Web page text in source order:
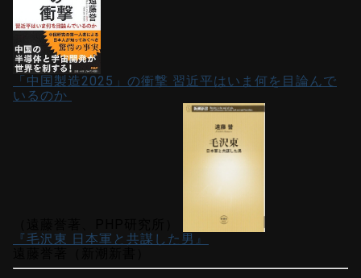
「中国製造2025」の衝撃 習近平はいま何を目論んで
いるのか
『毛沢東 日本軍と共謀した男』